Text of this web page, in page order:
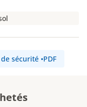
de sécurité •PDF